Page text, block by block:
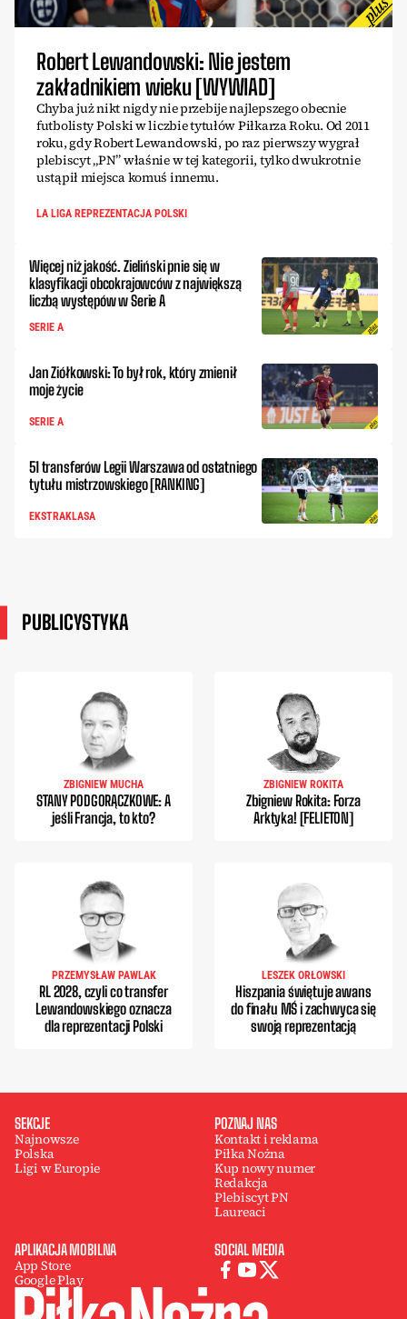
Robert Lewandowski: Nie jestem
zakładnikiem wieku [WYWIAD]
Chyba już nikt nigdy nie przebije najlepszego obecnie
futbolisty Polski w liczbie tytułów Piłkarza Roku. Od 2011
roku, gdy Robert Lewandowski, po raz pierwszy wygrał
plebiscyt „PN” właśnie w tej kategorii, tylko dwukrotnie
ustąpił miejsca komuś innemu.
LA LIGA REPREZENTACJA POLSKI
Więcej niż jakość. Zieliński pnie się w
klasyfikacji obcokrajowców z największą
liczbą występów w Serie A
SERIE A
Jan Ziółkowski: To był rok, który zmienił
moje życie
SERIE A
51 transferów Legii Warszawa od ostatniego
tytułu mistrzowskiego [RANKING]
EKSTRAKLASA
PUBLICYSTYKA
ZBIGNIEW MUCHA
STANY PODGORĄCZKOWE: A
jeśli Francja, to kto?
ZBIGNIEW ROKITA
Zbigniew Rokita: Forza
Arktyka! [FELIETON]
PRZEMYSŁAW PAWLAK
RL 2028, czyli co transfer
Lewandowskiego oznacza
dla reprezentacji Polski
LESZEK ORŁOWSKI
Hiszpania świętuje awans
do finału MŚ i zachwyca się
swoją reprezentacją
SEKCJE
Najnowsze
Polska
Ligi w Europie
POZNAJ NAS
Kontakt i reklama
Piłka Nożna
Kup nowy numer
Redakcja
Plebiscyt PN
Laureaci
APLIKACJA MOBILNA
App Store
Google Play
SOCIAL MEDIA